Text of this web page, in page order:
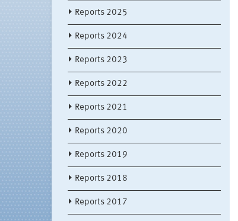
Reports 2025
Reports 2024
Reports 2023
Reports 2022
Reports 2021
Reports 2020
Reports 2019
Reports 2018
Reports 2017